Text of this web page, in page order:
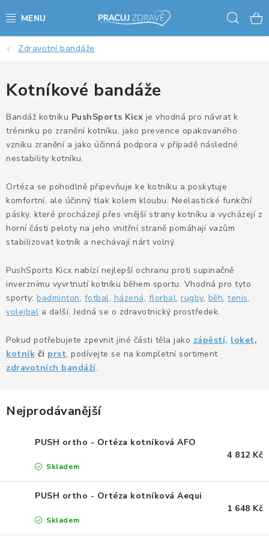
na
AKCE - SLEVY - VÝPRODEJ
STOLY A ŽIDLE
VÝŠKOVĚ NASTAVITELNÉ STOLY
KANCELÁŘSKÉ PSACÍ STOLY
PŘÍSLUŠENSTVÍ KE STOLŮM
KANCELÁŘSKÉ KONTEJNERY
KANCELÁŘSKÉ ŽIDLE A KŘESLA
OBLÍBENÉ KATEGORIE
PODSEDÁKY NA ŽIDLE
DRŽÁKY NA TABLET - MOBIL
Zdravotní bandáže
Kotníkové bandáže
Bandáž kotníku PushSports Kicx je vhodná pro návrat k
tréninku po zranění kotníku, jako prevence opakovaného
vzniku zranění a jako účinná podpora v případě následné
nestability kotníku.
Ortéza se pohodlně připevňuje ke kotníku a poskytuje
komfortní, ale účinný tlak kolem kloubu. Neelastické funkční
pásky, které procházejí přes vnější strany kotníku a vycházejí z
horní části peloty na jeho vnitřní straně pomáhají vazům
stabilizovat kotník a nechávají nárt volný.
PushSports Kicx nabízí nejlepší ochranu proti supinačně
inverznímu vyvrtnutí kotníku během sportu. Vhodná pro tyto
sporty: badminton, fotbal, házená, florbal, rugby, běh, tenis,
volejbal a další. Jedná se o zdravotnický prostředek.
Pokud potřebujete zpevnit jiné části těla jako zápěstí, loket,
kotník či prst, podívejte se na kompletní sortiment
zdravotních bandáží.
Nejprodávanější
PUSH ortho - Ortéza kotníková AFO
Skladem
4 812 Kč
PUSH ortho - Ortéza kotníková Aequi
Skladem
1 648 Kč